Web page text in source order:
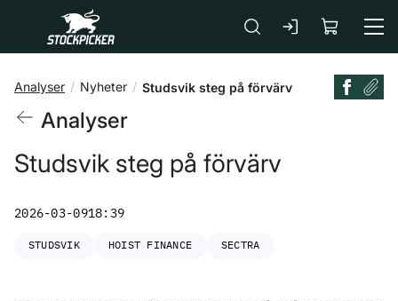
Gå till huvudinnehåll
Analyser Nyheter Studsvik steg på förvärv
Analyser
Studsvik steg på förvärv
2026-03-0918:39
STUDSVIK HOIST FINANCE SECTRA